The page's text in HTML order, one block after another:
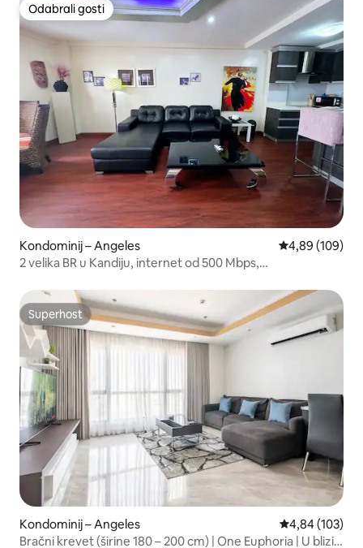
Odabrali gosti
Odabrali gosti
Kondominij – Angeles Prosječna
4,89 (109)
2 velika BR u Kandiju, internet od 500 Mbps,
Superhost
Superhost
Kondominij – Angeles Prosječna
4,84 (103)
Bračni krevet (širine 180 – 200 cm) | One Euphoria | U blizini